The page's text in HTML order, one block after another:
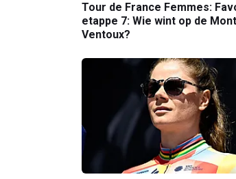
Tour de France Femmes:
etappe 7: Wie wint op de Mont
Ventoux?